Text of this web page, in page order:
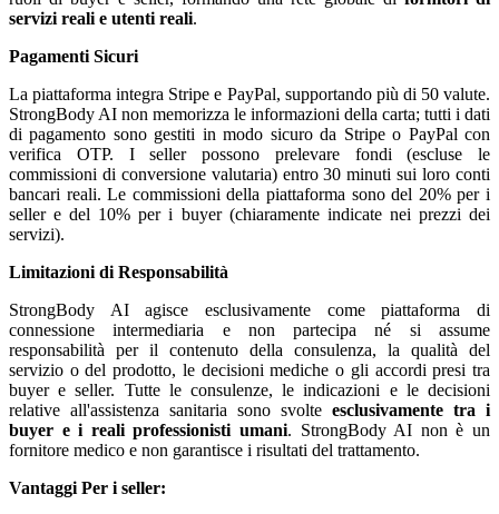
servizi reali e utenti reali.
Pagamenti Sicuri
La piattaforma integra Stripe e PayPal, supportando più di 50 valute.
StrongBody AI non memorizza le informazioni della carta; tutti i dati
di pagamento sono gestiti in modo sicuro da Stripe o PayPal con
verifica OTP. I seller possono prelevare fondi (escluse le
commissioni di conversione valutaria) entro 30 minuti sui loro conti
bancari reali. Le commissioni della piattaforma sono del 20% per i
seller e del 10% per i buyer (chiaramente indicate nei prezzi dei
servizi).
Limitazioni di Responsabilità
StrongBody AI agisce esclusivamente come piattaforma di
connessione intermediaria e non partecipa né si assume
responsabilità per il contenuto della consulenza, la qualità del
servizio o del prodotto, le decisioni mediche o gli accordi presi tra
buyer e seller. Tutte le consulenze, le indicazioni e le decisioni
relative all'assistenza sanitaria sono svolte esclusivamente tra i
buyer e i reali professionisti umani. StrongBody AI non è un
fornitore medico e non garantisce i risultati del trattamento.
Vantaggi Per i seller: